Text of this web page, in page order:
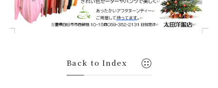
ORDER ITEM
Back to Index